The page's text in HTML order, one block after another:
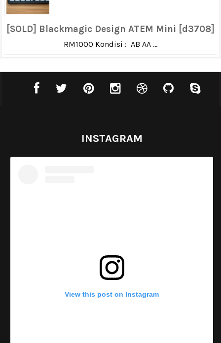
[SOLD] Blackmagic Design ATEM Mini [d3708]
RM1000 Kondisi : AB AA ...
INSTAGRAM
View this post on Instagram